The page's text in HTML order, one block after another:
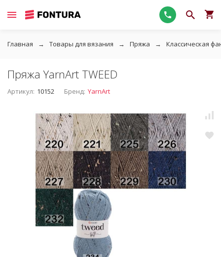
Главная Товары для вязания Пряжа Классическая
Пряжа YarnArt TWEED
Артикул: 10152 Бренд: YarnArt